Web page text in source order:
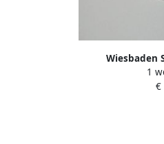
Wiesbaden
rechts
1
€